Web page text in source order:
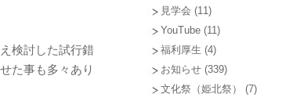
検討した試行錯
た事も多々あり
見学会 (11)
YouTube (11)
福利厚生 (4)
お知らせ (339)
文化祭（姫北祭）
(7)